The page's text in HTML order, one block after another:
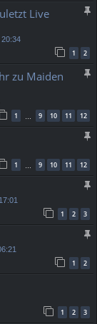
Live
20:34
1 2
zu Maiden
1 … 9 10 11 12
1 … 9 10 11 12
1 2 3
1 2
1 2 3